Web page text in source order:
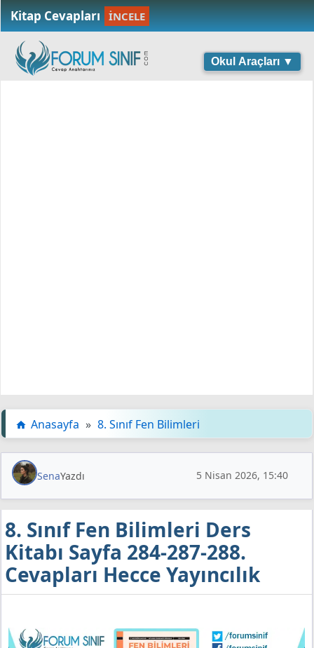
Kitap Cevapları İNCELE
Okul Araçları ▼
Anasayfa » 8. Sınıf Fen Bilimleri
SenaYazdı 5 Nisan 2026, 15:40
8. Sınıf Fen Bilimleri Ders
Kitabı Sayfa 284-287-288.
Cevapları Hecce Yayıncılık